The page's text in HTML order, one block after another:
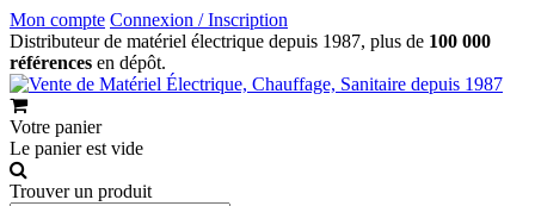
Mon compte Connexion / Inscription
Distributeur de matériel électrique depuis 1987, plus de 100 000
références en dépôt.
Votre panier
Le panier est vide
Trouver un produit